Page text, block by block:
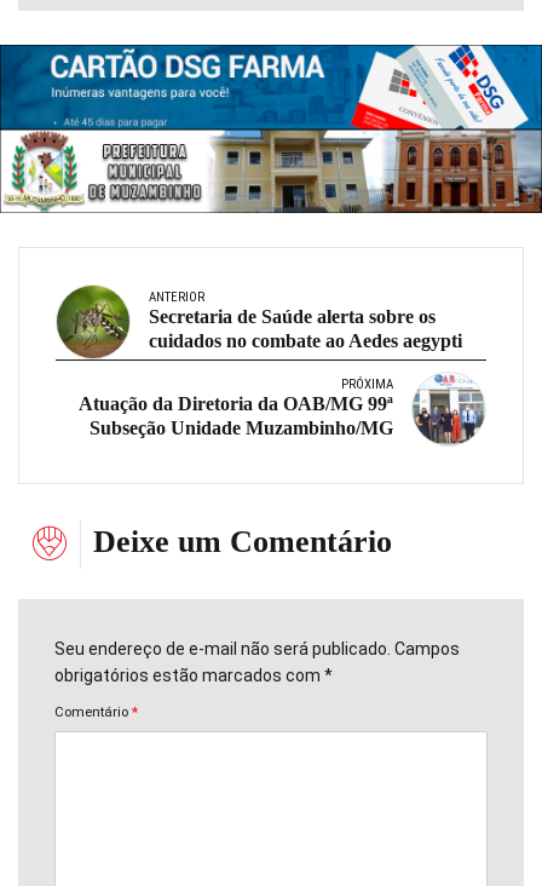
ANTERIOR
Secretaria de Saúde alerta sobre os
cuidados no combate ao Aedes aegypti
PRÓXIMA
Atuação da Diretoria da OAB/MG 99ª
Subseção Unidade Muzambinho/MG
Deixe um Comentário
Seu endereço de e-mail não será publicado. Campos
obrigatórios estão marcados com *
Comentário *